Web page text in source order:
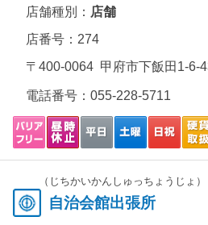
店舗種別： 店舗
店番号：274
〒400-0064 甲府市下飯田1-6-
電話番号： 055-228-5711
（じちかいかんしゅっちょうじょ）
自治会館出張所